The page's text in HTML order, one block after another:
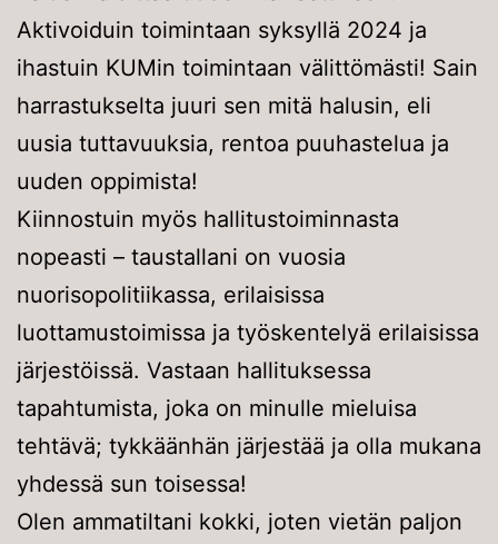
Aktivoiduin toimintaan syksyllä 2024 ja
ihastuin KUMin toimintaan välittömästi! Sain
harrastukselta juuri sen mitä halusin, eli
uusia tuttavuuksia, rentoa puuhastelua ja
uuden oppimista!
Kiinnostuin myös hallitustoiminnasta
nopeasti – taustallani on vuosia
nuorisopolitiikassa, erilaisissa
luottamustoimissa ja työskentelyä erilaisissa
järjestöissä. Vastaan hallituksessa
tapahtumista, joka on minulle mieluisa
tehtävä; tykkäänhän järjestää ja olla mukana
yhdessä sun toisessa!
Olen ammatiltani kokki, joten vietän paljon